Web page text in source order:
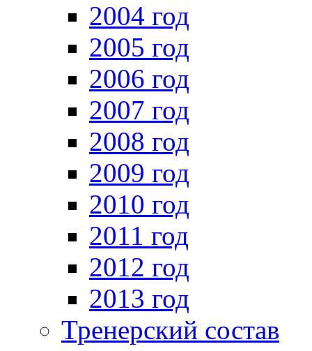
2004 год
2005 год
2006 год
2007 год
2008 год
2009 год
2010 год
2011 год
2012 год
2013 год
Тренерский состав